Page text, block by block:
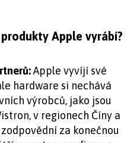
Apple vyrábí?
Apple vyvíjí své
hardware si nechává
výrobců, jako jsou
v regionech Číny a
za konečnou